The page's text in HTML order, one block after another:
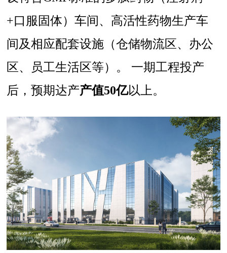
+口服固体）车间、高活性药物生产车
间及相应配套设施（仓储物流区、办公
区、员工生活区等）。 一期工程投产
后，预期达产产值50亿以上。